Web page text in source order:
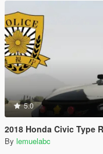
5.0
2018 Honda Civic Type R
By lemuelabc